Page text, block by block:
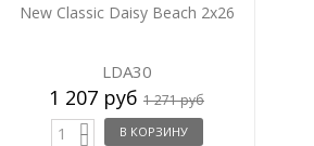
New Classic Daisy Beach 2x26
LDA30
1 207 руб 1 271 руб
В КОРЗИНУ